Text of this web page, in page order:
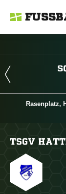
Rasenplatz,
TSGV